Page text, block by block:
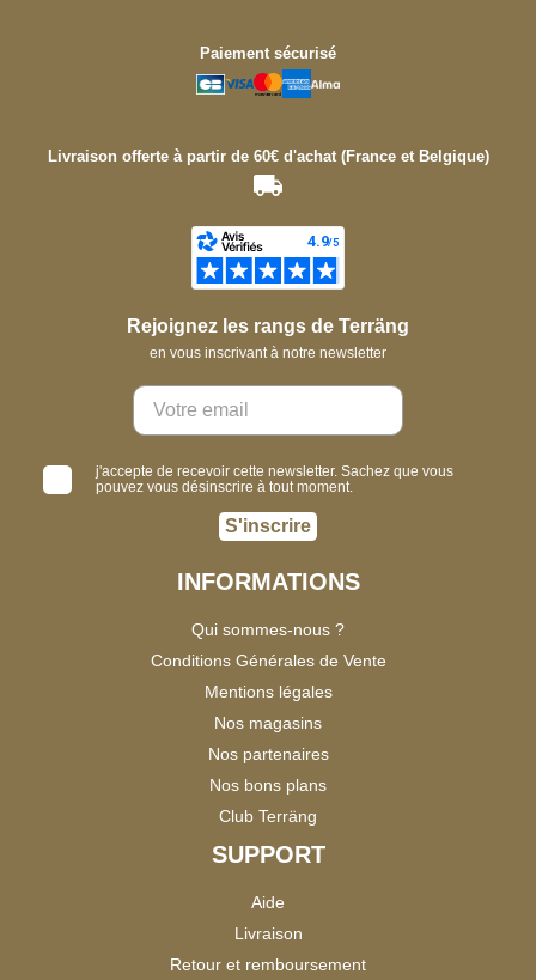
Paiement sécurisé
Livraison offerte à partir de 60€ d'achat (France et Belgique)
Rejoignez les rangs de Terräng
en vous inscrivant à notre newsletter
j'accepte de recevoir cette newsletter. Sachez que vous
pouvez vous désinscrire à tout moment.
S'inscrire
INFORMATIONS
Qui sommes-nous ?
Conditions Générales de Vente
Mentions légales
Nos magasins
Nos partenaires
Nos bons plans
Club Terräng
SUPPORT
Aide
Livraison
Retour et remboursement